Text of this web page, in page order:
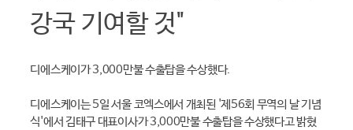
강국 기여할 것"
디에스케이가 3,000만불 수출탑을 수상했다.
디에스케이는 5일 서울 코엑스에서 개최된 '제56회 무역의 날 기념
식'에서 김태구 대표이사가 3,000만불 수출탑을 수상했다고 밝혔